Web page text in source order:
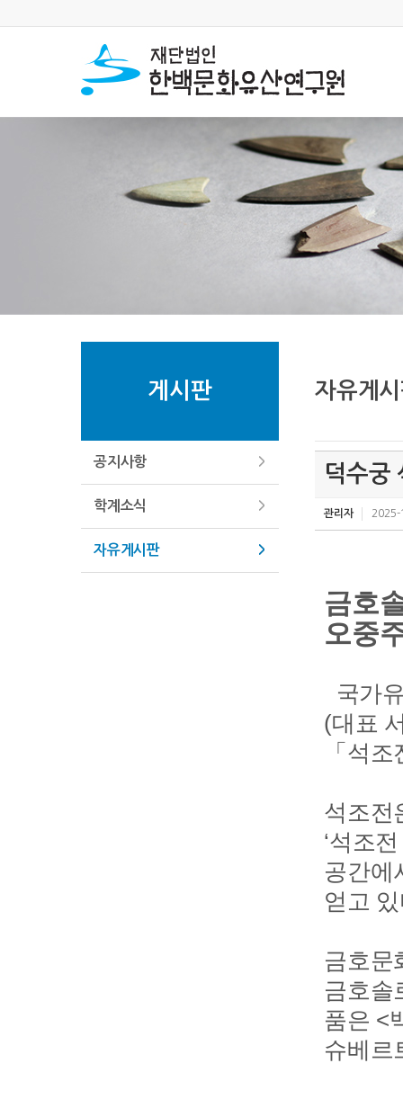
게시판
공지사항
학계소식
자유게시판
자유게
덕수궁
관리자 2025-
금호
오중
국가
(대표
「석
석조전
‘석조
공간에
얻고
금호문
금호솔
품은 <
슈베르